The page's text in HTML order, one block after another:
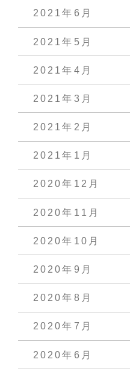
2021年6月
2021年5月
2021年4月
2021年3月
2021年2月
2021年1月
2020年12月
2020年11月
2020年10月
2020年9月
2020年8月
2020年7月
2020年6月